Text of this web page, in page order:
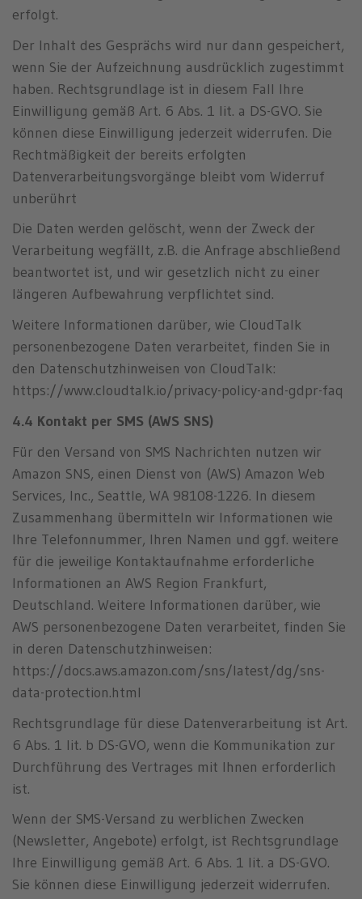
erfolgt.
Der Inhalt des Gesprächs wird nur dann gespeichert,
wenn Sie der Aufzeichnung ausdrücklich zugestimmt
haben. Rechtsgrundlage ist in diesem Fall Ihre
Einwilligung gemäß Art. 6 Abs. 1 lit. a DS-GVO. Sie
können diese Einwilligung jederzeit widerrufen. Die
Rechtmäßigkeit der bereits erfolgten
Datenverarbeitungsvorgänge bleibt vom Widerruf
unberührt
Die Daten werden gelöscht, wenn der Zweck der
Verarbeitung wegfällt, z.B. die Anfrage abschließend
beantwortet ist, und wir gesetzlich nicht zu einer
längeren Aufbewahrung verpflichtet sind.
Weitere Informationen darüber, wie CloudTalk
personenbezogene Daten verarbeitet, finden Sie in
den Datenschutzhinweisen von CloudTalk:
https://www.cloudtalk.io/privacy-policy-and-gdpr-faq
4.4 Kontakt per SMS (AWS SNS)
Für den Versand von SMS Nachrichten nutzen wir
Amazon SNS, einen Dienst von (AWS) Amazon Web
Services, Inc., Seattle, WA 98108-1226. In diesem
Zusammenhang übermitteln wir Informationen wie
Ihre Telefonnummer, Ihren Namen und ggf. weitere
für die jeweilige Kontaktaufnahme erforderliche
Informationen an AWS Region Frankfurt,
Deutschland. Weitere Informationen darüber, wie
AWS personenbezogene Daten verarbeitet, finden Sie
in deren Datenschutzhinweisen:
https://docs.aws.amazon.com/sns/latest/dg/sns-
data-protection.html
Rechtsgrundlage für diese Datenverarbeitung ist Art.
6 Abs. 1 lit. b DS-GVO, wenn die Kommunikation zur
Durchführung des Vertrages mit Ihnen erforderlich
ist.
Wenn der SMS-Versand zu werblichen Zwecken
(Newsletter, Angebote) erfolgt, ist Rechtsgrundlage
Ihre Einwilligung gemäß Art. 6 Abs. 1 lit. a DS-GVO.
Sie können diese Einwilligung jederzeit widerrufen.